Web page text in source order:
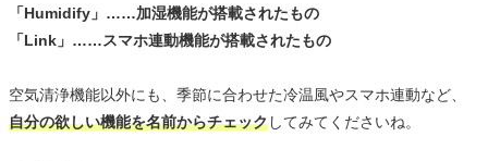
「Humidify」……加湿機能が搭載されたもの
「Link」……スマホ連動機能が搭載されたもの
空気清浄機能以外にも、季節に合わせた冷温風やスマホ連動など、
自分の欲しい機能を名前からチェックしてみてくださいね。